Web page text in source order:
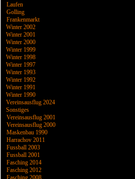
Laufen
Golling
Frankenmarkt
Winter 2002
Winter 2001
Winter 2000
Winter 1999
Winter 1998
Winter 1997
Winter 1993
Winter 1992
Winter 1991
Winter 1990
Vereinsausflug 2024
Sonstiges
Vereinsausflug 2001
Vereinsausflug 2000
Maskenbau 1990
Harrachov 2011
Fussball 2003
Fussball 2001
Fasching 2014
Fasching 2012
Fasching 2008